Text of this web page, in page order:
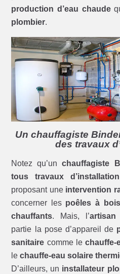
production d’eau chaude
plombier.
Un chauffagiste
des travaux
Notez qu’unchauffagiste
tous travaux
proposant une intervention
concerner les poêles à bois
chauffants. Mais, l’artisan
partie la pose d’appareil de
sanitaire comme lechauffe-
lechauffe-eau solaire
D’ailleurs, un installateur